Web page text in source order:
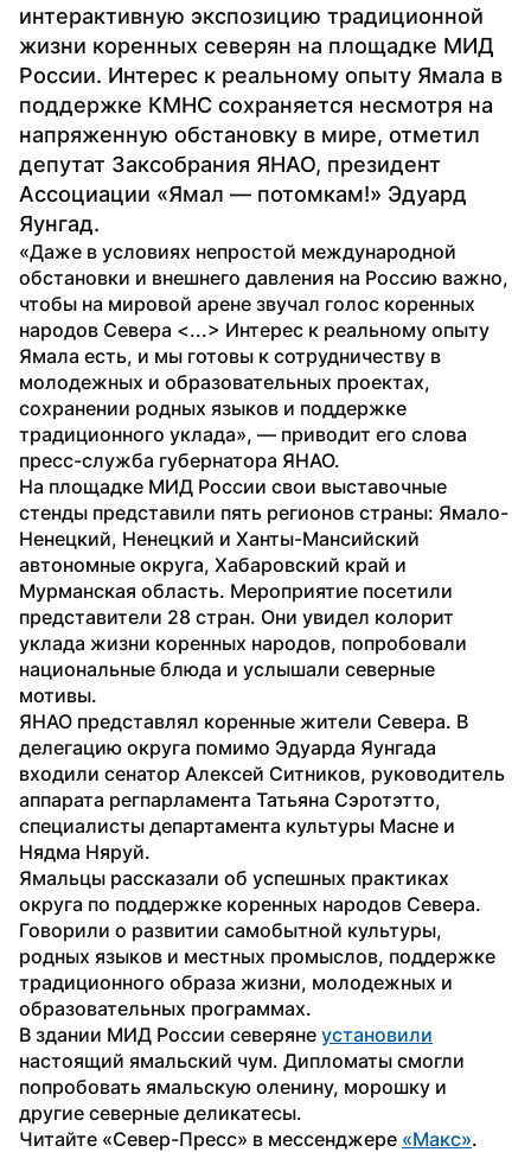
интерактивную экспозицию традиционной
жизни коренных северян на площадке МИД
России. Интерес к реальному опыту Ямала в
поддержке КМНС сохраняется несмотря на
напряженную обстановку в мире, отметил
депутат Заксобрания ЯНАО, президент
Ассоциации «Ямал — потомкам!» Эдуард
Яунгад.
«Даже в условиях непростой международной
обстановки и внешнего давления на Россию важно,
чтобы на мировой арене звучал голос коренных
народов Севера <...> Интерес к реальному опыту
Ямала есть, и мы готовы к сотрудничеству в
молодежных и образовательных проектах,
сохранении родных языков и поддержке
традиционного уклада», — приводит его слова
пресс-служба губернатора ЯНАО.
На площадке МИД России свои выставочные
стенды представили пять регионов страны: Ямало-
Ненецкий, Ненецкий и Ханты-Мансийский
автономные округа, Хабаровский край и
Мурманская область. Мероприятие посетили
представители 28 стран. Они увидел колорит
уклада жизни коренных народов, попробовали
национальные блюда и услышали северные
мотивы.
ЯНАО представлял коренные жители Севера. В
делегацию округа помимо Эдуарда Яунгада
входили сенатор Алексей Ситников, руководитель
аппарата регпарламента Татьяна Сэротэтто,
специалисты департамента культуры Масне и
Нядма Няруй.
Ямальцы рассказали об успешных практиках
округа по поддержке коренных народов Севера.
Говорили о развитии самобытной культуры,
родных языков и местных промыслов, поддержке
традиционного образа жизни, молодежных и
образовательных программах.
В здании МИД России северяне установили
настоящий ямальский чум. Дипломаты смогли
попробовать ямальскую оленину, морошку и
другие северные деликатесы.
Читайте «Север-Пресс» в мессенджере «Макс».